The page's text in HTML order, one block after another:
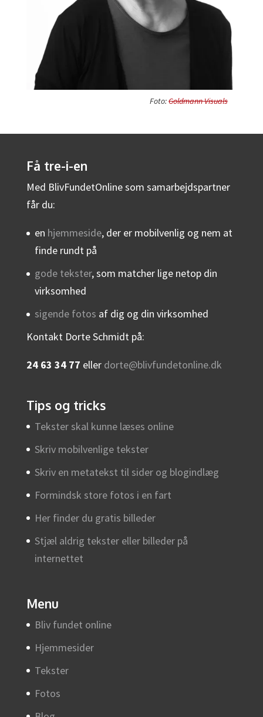
Foto:Goldmann Visuals
Få tre-i-en
Med BlivFundetOnline som samarbejdspartner
får du:
en hjemmeside, der er mobilvenlig og nem at
finde rundt på
gode tekster, som matcher lige netop din
virksomhed
sigende fotos af dig og din virksomhed
Kontakt Dorte Schmidt på:
24 63 34 77 eller dorte@blivfundetonline.dk
Tips og tricks
Tekster skal kunne læses online
Skriv mobilvenlige tekster
Skriv en metatekst til sider og blogindlæg
Formindsk store fotos i en fart
Her finder du gratis billeder
Stjæl aldrig tekster eller billeder på
internettet
Menu
Bliv fundet online
Hjemmesider
Tekster
Fotos